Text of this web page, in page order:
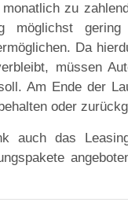
zu
möglichst
Da
müssen
Am Ende der
oder
auch das